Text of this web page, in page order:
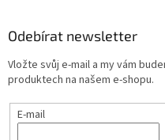
Odebírat newsletter
Vložte svůj e-mail a my vám
produktech na našem e-shopu.
E-mail